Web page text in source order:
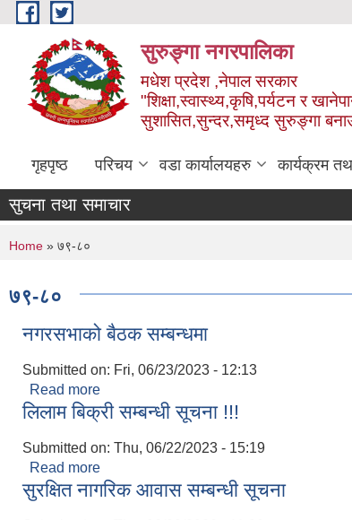
Skip to main content
सुरुङ्‍गा नगरपालिका
मधेश प्रदेश ,नेपाल सरकार
"शिक्षा,स्वास्थ्य,कृषि,पर्यटन र
सुशासित,सुन्दर,समृध्द सुरुङ्गा
गृहपृष्ठ परिचय वडा कार्यालयहरु कार्यक्रम
सुचना तथा समाचार
You are here
Home » ७९-८०
७९-८०
नगरसभाको बैठक सम्बन्धमा
Submitted on: Fri, 06/23/2023 - 12:13
Read more
लिलाम बिक्री सम्बन्धी सूचना !!!
Submitted on: Thu, 06/22/2023 - 15:19
Read more
सुरक्षित नागरिक आवास सम्बन्धी सूचना